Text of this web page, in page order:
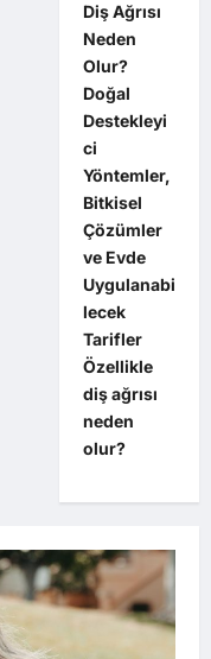
Diş Ağrısı
Neden
Olur?
Doğal
Destekleyi
ci
Yöntemler,
Bitkisel
Çözümler
ve Evde
Uygulanabi
lecek
Tarifler
Özellikle
diş ağrısı
neden
olur?